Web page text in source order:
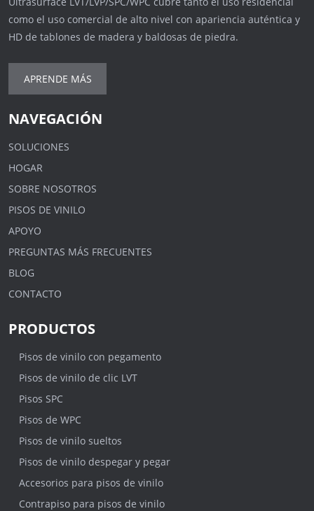
como el uso comercial de alto nivel con apariencia auténtica y
HD de tablones de madera y baldosas de piedra.
APRENDE MÁS
NAVEGACIÓN
SOLUCIONES
HOGAR
SOBRE NOSOTROS
PISOS DE VINILO
APOYO
PREGUNTAS MÁS FRECUENTES
BLOG
CONTACTO
PRODUCTOS
Pisos de vinilo con pegamento
Pisos de vinilo de clic LVT
Pisos SPC
Pisos de WPC
Pisos de vinilo sueltos
Pisos de vinilo despegar y pegar
Accesorios para pisos de vinilo
Contrapiso para pisos de vinilo